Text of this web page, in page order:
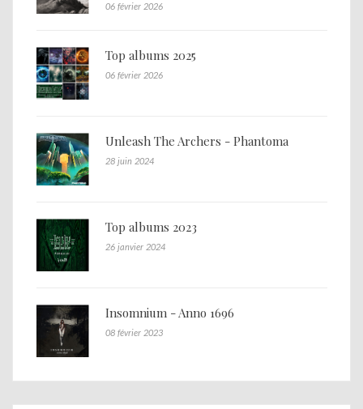
06 février 2026
Top albums 2025
06 février 2026
Unleash The Archers - Phantoma
28 juin 2024
Top albums 2023
26 janvier 2024
Insomnium - Anno 1696
08 février 2023